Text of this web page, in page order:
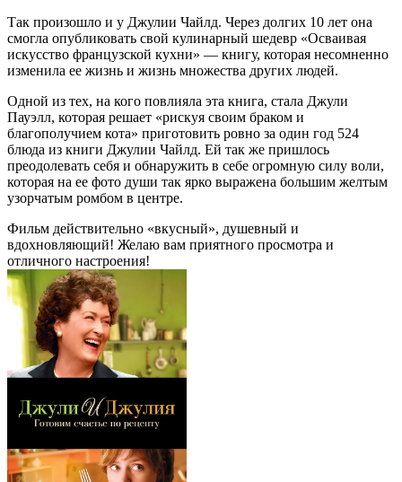
Так произошло и у Джулии Чайлд. Через долгих 10 лет она
смогла опубликовать свой кулинарный шедевр «Осваивая
искусство французской кухни» — книгу, которая несомненно
изменила ее жизнь и жизнь множества других людей.
Одной из тех, на кого повлияла эта книга, стала Джули
Пауэлл, которая решает «рискуя своим браком и
благополучием кота» приготовить ровно за один год 524
блюда из книги Джулии Чайлд. Ей так же пришлось
преодолевать себя и обнаружить в себе огромную силу воли,
которая на ее фото души так ярко выражена большим желтым
узорчатым ромбом в центре.
Фильм действительно «вкусный», душевный и
вдохновляющий! Желаю вам приятного просмотра и
отличного настроения!